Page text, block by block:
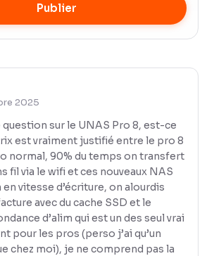
Publier
2025
sur le UNAS Pro 8, est-ce
est vraiment justifié entre le pro 8
normal, 90% du temps on transfert
fil via le wifi et ces nouveaux NAS
vitesse d’écriture, on alourdis
avec du cache SSD et le
d’alim qui est un des seul vrai
pour les pros (perso j’ai qu’un
chez moi), je ne comprend pas la